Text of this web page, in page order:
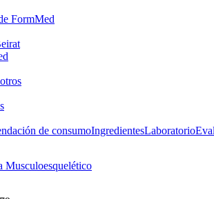
FormMed
de consumoIngredientesLaboratorio
Musculoesquelético